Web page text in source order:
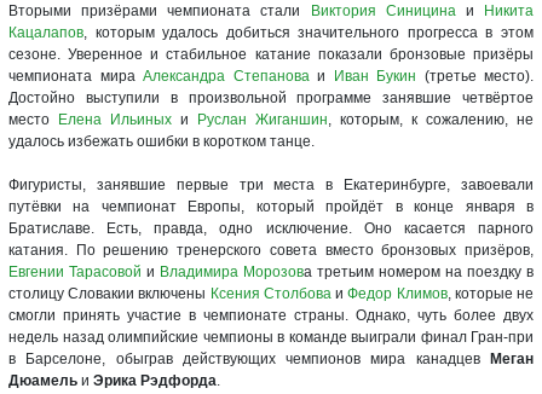
Вторыми призёрами чемпионата стали Виктория Синицинаи
Никита
Кацалапов, которым удалось добиться значительного прогресса в этом
сезоне. Уверенное и стабильное катание показали бронзовые призёры
чемпионата мира Александра Степановаи Иван Букин (третье место).
Достойно выступили в произвольной программе занявшие четвёртое
место
Елена Ильиных и Руслан Жиганшин, которым, к сожалению, не
удалось избежать ошибки в коротком танце.
Фигуристы, занявшие первые три места в Екатеринбурге, завоевали
путёвки на чемпионат Европы, который пройдёт в конце января в
Братиславе. Есть, правда, одно исключение. Оно касается парного
катания. По решению тренерского совета вместо бронзовых призёров,
Евгении Тарасовой и Владимира Морозова третьим номером на поездку в
столицу Словакии включены Ксения СтолбоваиФедор Климов, которые не
смогли принять участие в чемпионате страны. Однако, чуть более двух
недель назад олимпийские чемпионы в команде выиграли финал Гран-при
в Барселоне, обыграв действующих чемпионов мира канадцевМеган
Дюамель и Эрика Рэдфорда.